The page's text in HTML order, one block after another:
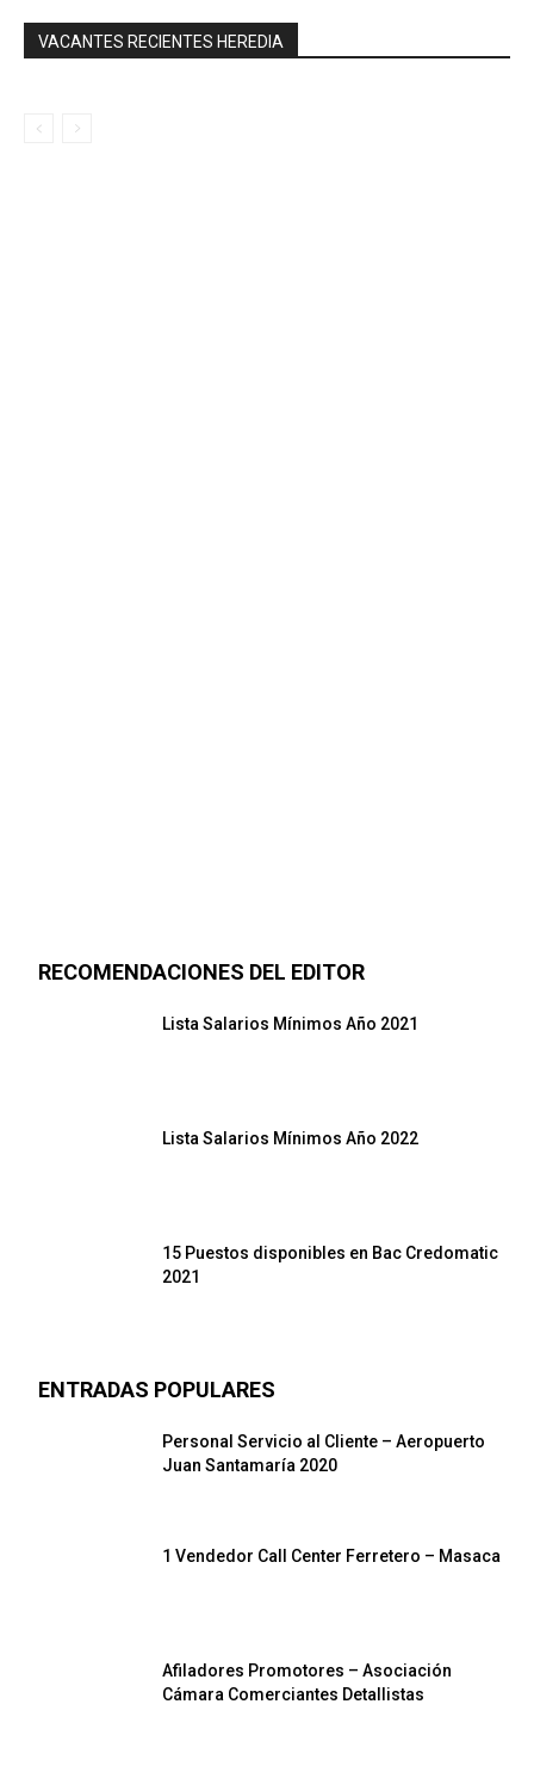
VACANTES RECIENTES HEREDIA
RECOMENDACIONES DEL EDITOR
Lista Salarios Mínimos Año 2021
Lista Salarios Mínimos Año 2022
15 Puestos disponibles en Bac Credomatic
2021
ENTRADAS POPULARES
Personal Servicio al Cliente – Aeropuerto
Juan Santamaría 2020
1 Vendedor Call Center Ferretero – Masaca
Afiladores Promotores – Asociación
Cámara Comerciantes Detallistas